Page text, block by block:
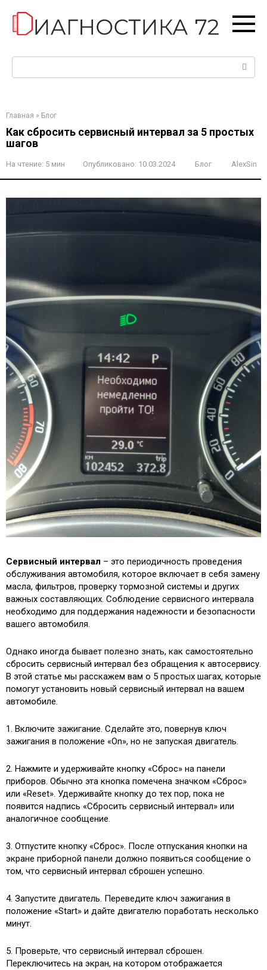
контенту
Главная » Блог
Как сбросить сервисный интервал за 5 простых
шагов
На чтение: 5 мин Опубликовано: 10.03.2024 Блог AlexSin
Сервисный интервал – это периодичность проведения
обслуживания автомобиля, которое включает в себя замену
масла, фильтров, проверку тормозной системы и других
важных составляющих. Соблюдение сервисного интервала
необходимо для поддержания надежности и безопасности
вашего автомобиля.
Однако иногда бывает полезно знать, как самостоятельно
сбросить сервисный интервал без обращения к автосервису.
В этой статье мы расскажем вам о 5 простых шагах, которые
помогут установить новый сервисный интервал на вашем
автомобиле.
1. Включите зажигание. Сделайте это, повернув ключ
зажигания в положение «On», но не запуская двигатель.
2. Нажмите и удерживайте кнопку «Сброс» на панели
приборов. Обычно эта кнопка помечена значком «Сброс»
или «Reset». Удерживайте кнопку до тех пор, пока не
появится надпись «Сбросить сервисный интервал» или
аналогичное сообщение.
3. Отпустите кнопку «Сброс». После отпускания кнопки на
экране приборной панели должно появиться сообщение о
том, что сервисный интервал сброшен успешно.
4. Запустите двигатель. Переведите ключ зажигания в
положение «Start» и дайте двигателю поработать несколько
минут.
5. Проверьте, что сервисный интервал сброшен.
Переключитесь на экран, на котором отображается